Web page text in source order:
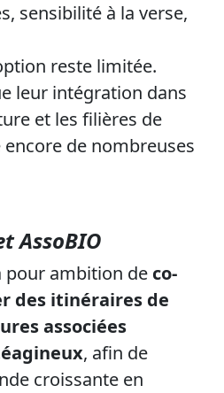
sensibilité à la verse,
reste limitée.
leur intégration dans
et les filières de
de nombreuses
AssoBIO
pour ambition de co-
des itinéraires de
associées
, afin de
croissante en